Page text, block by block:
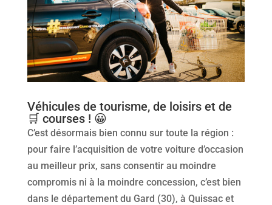
Véhicules de tourisme, de loisirs et de
🛒 courses ! 😀
C’est désormais bien connu sur toute la région :
pour faire l’acquisition de votre voiture d’occasion
au meilleur prix, sans consentir au moindre
compromis ni à la moindre concession, c’est bien
dans le département du Gard (30), à Quissac et